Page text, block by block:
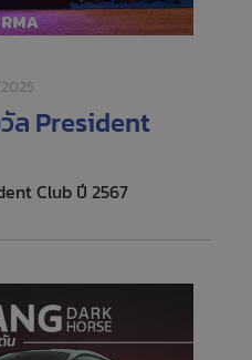
ล President
ารางวัล President Club ปี 2567